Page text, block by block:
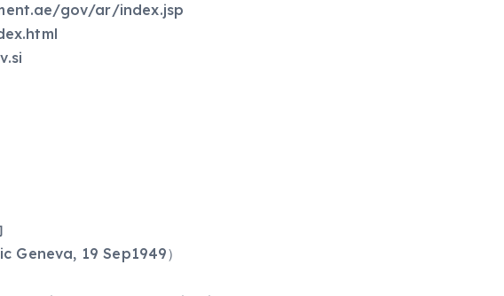
gov/ar/index.jsp
Geneva, 19 Sep1949）